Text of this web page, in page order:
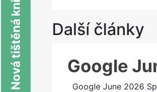
Další články
Google
Google June 2026